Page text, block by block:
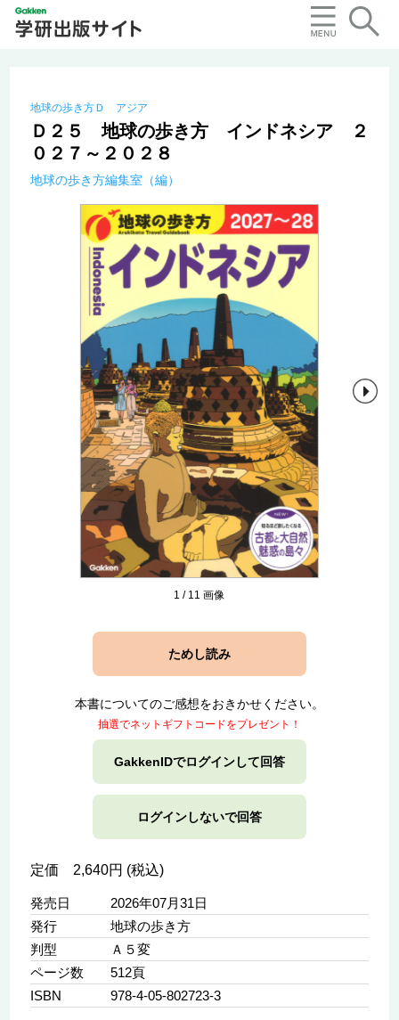
地球の歩き方Ｄ アジア
Ｄ２５ 地球の歩き方 インドネシア ２
０２７～２０２８
地球の歩き方編集室（編）
1 / 11 画像
ためし読み
本書についてのご感想をおきかせください。
抽選でネットギフトコードをプレゼント！
GakkenIDでログインして回答
ログインしないで回答
定価 2,640円 (税込)
発売日
2026年07月31日
発行
地球の歩き方
判型
Ａ５変
ページ数
512頁
ISBN
978-4-05-802723-3